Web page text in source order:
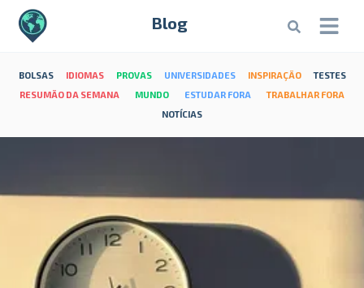
Blog
BOLSAS IDIOMAS PROVAS UNIVERSIDADES INSPIRAÇÃO
TESTES
RESUMÃO DA SEMANA
MUNDO ESTUDAR FORA
TRABALHAR FORA
NOTÍCIAS